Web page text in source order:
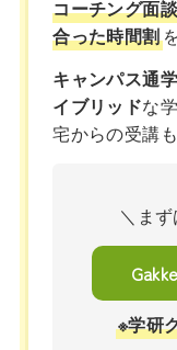
コーチング面
合った時間割
キャンパス通
イブリッドな
宅からの受講も
＼まず
※学研